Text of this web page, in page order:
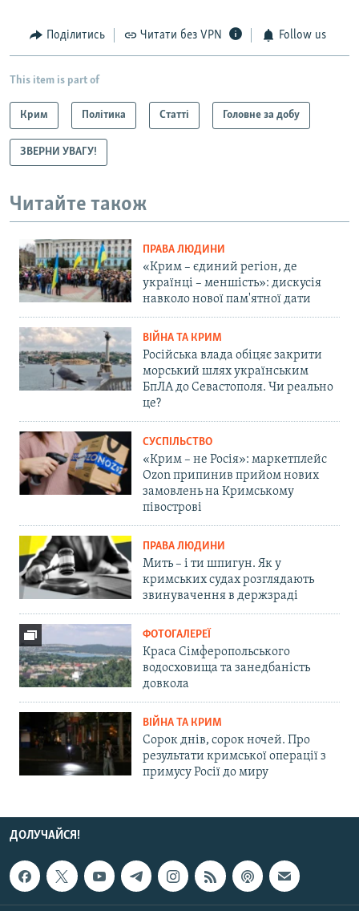
Поділитись Читати без VPN Follow us
This item is part of
Крим Політика Статті Головне за добу
ЗВЕРНИ УВАГУ!
Читайте також
ПРАВА ЛЮДИНИ
«Крим – єдиний регіон, де
українці – меншість»: дискусія
навколо нової пам'ятної дати
ВІЙНА ТА КРИМ
Російська влада обіцяє закрити
морський шлях українським
БпЛА до Севастополя. Чи реально
це?
СУСПІЛЬСТВО
«Крим – не Росія»: маркетплейс
Ozon припинив прийом нових
замовлень на Кримському
півострові
ПРАВА ЛЮДИНИ
Мить – і ти шпигун. Як у
кримських судах розглядають
звинувачення в держзраді
ФОТОГАЛЕРЕЇ
Краса Сімферопольського
водосховища та занедбаність
довкола
ВІЙНА ТА КРИМ
Сорок днів, сорок ночей. Про
результати кримської операції з
примусу Росії до миру
ДОЛУЧАЙСЯ!